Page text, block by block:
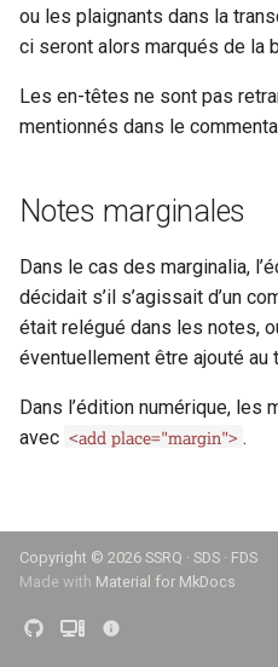
s
a
t
d
e
l
a
r
c
h
e
Ponctuation
adminInfo
altIdentifier
app
author
availability
back
body
cb
ou les plaignants dans la
ci seront alors marqués de la
Les en-têtes ne sont pas
mentionnés dans le
Notes marginales
Dans le cas des marginalia,
décidait s’il s’agissait d’un
était relégué dans les notes,
éventuellement être ajouté au
Dans l’édition numérique, les
avec <add place="margin"> .
Copyright © 2026 SSRQ · SDS · FDS
Made with Material for MkDocs